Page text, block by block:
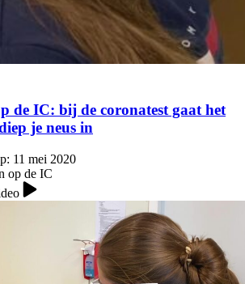
de IC: bij de coronatest gaat het
je neus in
11 mei 2020
op de IC